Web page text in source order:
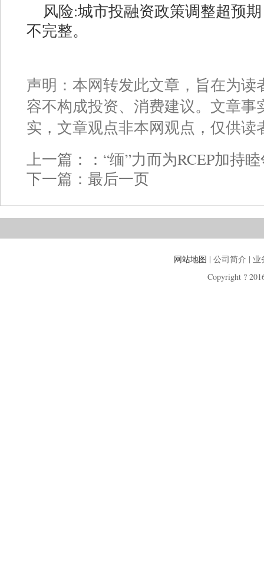
风险:城市投融资政策调整超预
不完整。
声明：本网转发此文章，旨在为
容不构成投资、消费建议。文章
实，文章观点非本网观点，仅供读
上一篇：： “缅”力而为RCEP加持
下一篇： 最后一页
网站地图 | 公司简介 |
Copyright ?